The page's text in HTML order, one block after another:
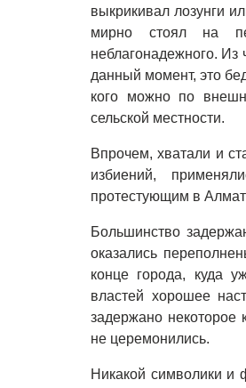
выкрикивал лозунги
мирно стоял на
неблагонадежного.
данный момент, это
кого можно по
сельской местности.
Впрочем, хватали и
избиений,
протестующим в
Большинство
оказались
конце города, куда
властей хорошее
задержано некоторое
не церемонились.
Никакой символики и